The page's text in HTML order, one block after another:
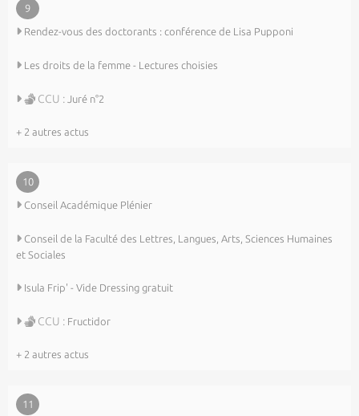
9
Rendez-vous des doctorants : conférence de Lisa Pupponi
Les droits de la femme - Lectures choisies
CCU : Juré n°2
+ 2 autres actus
10
Conseil Académique Plénier
Conseil de la Faculté des Lettres, Langues, Arts, Sciences Humaines
et Sociales
Isula Frip' - Vide Dressing gratuit
CCU : Fructidor
+ 2 autres actus
11